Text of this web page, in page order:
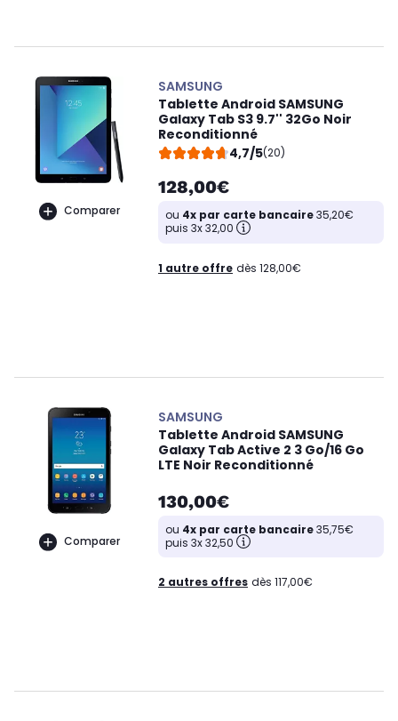
Comparer
SAMSUNG
Tablette Android SAMSUNG
Galaxy Tab S3 9.7'' 32Go Noir
Reconditionné
4,7/5(20)
128,00€
ou 4x par carte bancaire35,20€
puis 3x 32,00
1 autre offre dès 128,00€
Comparer
SAMSUNG
Tablette Android SAMSUNG
Galaxy Tab Active 2 3 Go/16 Go
LTE Noir Reconditionné
130,00€
ou 4x par carte bancaire35,75€
puis 3x 32,50
2 autres offres dès 117,00€